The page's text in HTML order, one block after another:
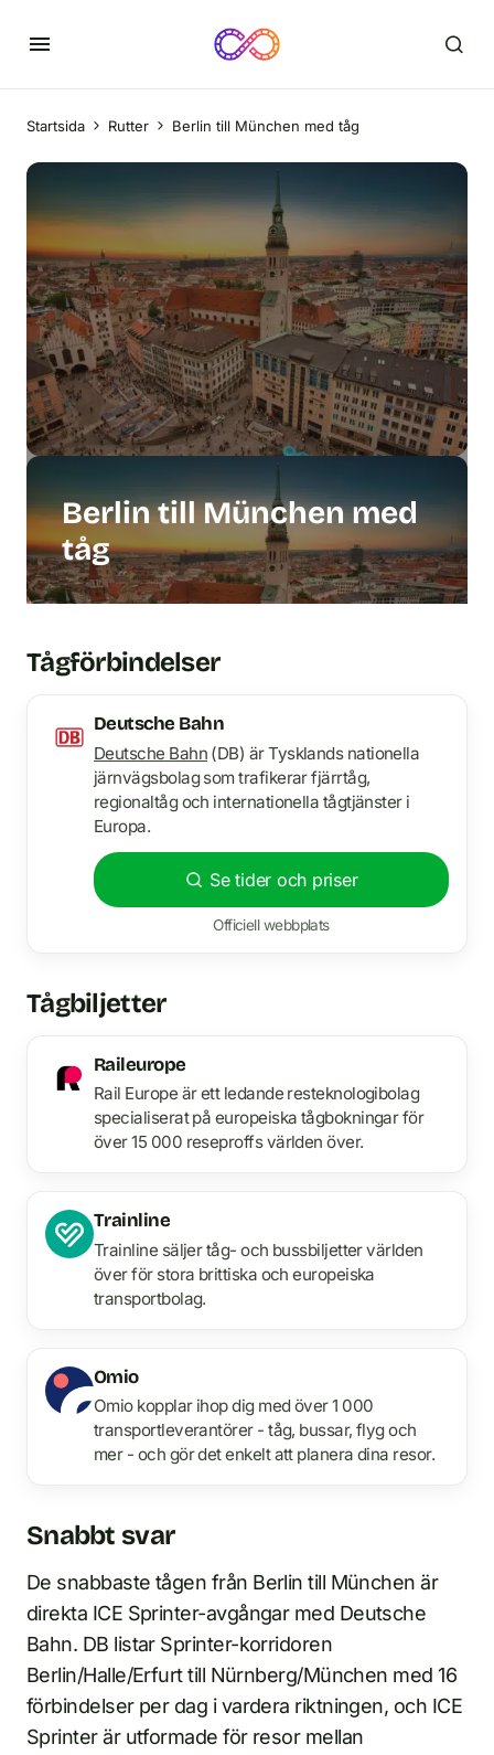
Startsida Rutter Berlin till München med tåg
Berlin till München med
tåg
Tågförbindelser
Deutsche Bahn
Deutsche Bahn(DB) är Tysklands nationella
järnvägsbolag som trafikerar fjärrtåg,
regionaltåg och internationella tågtjänster i
Europa.
Se tider och priser
Officiell webbplats
Tågbiljetter
Raileurope
Rail Europe är ett ledande resteknologibolag
specialiserat på europeiska tågbokningar för
över 15 000 reseproffs världen över.
Trainline
Trainline säljer tåg- och bussbiljetter världen
över för stora brittiska och europeiska
transportbolag.
Omio
Omio kopplar ihop dig med över 1 000
transportleverantörer - tåg, bussar, flyg och
mer - och gör det enkelt att planera dina resor.
Snabbt svar
De snabbaste tågen från Berlin till München är
direkta ICE Sprinter-avgångar med Deutsche
Bahn. DB listar Sprinter-korridoren
Berlin/Halle/Erfurt till Nürnberg/München med 16
förbindelser per dag i vardera riktningen, och ICE
Sprinter är utformade för resor mellan